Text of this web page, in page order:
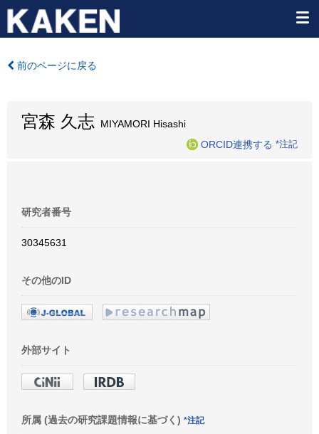
前のページに戻る
宮森 久志 MIYAMORI Hisashi
ORCID連携する *注記
研究者番号
30345631
その他のID
外部サイト
所属 (過去の研究課題情報に基づく) *注記